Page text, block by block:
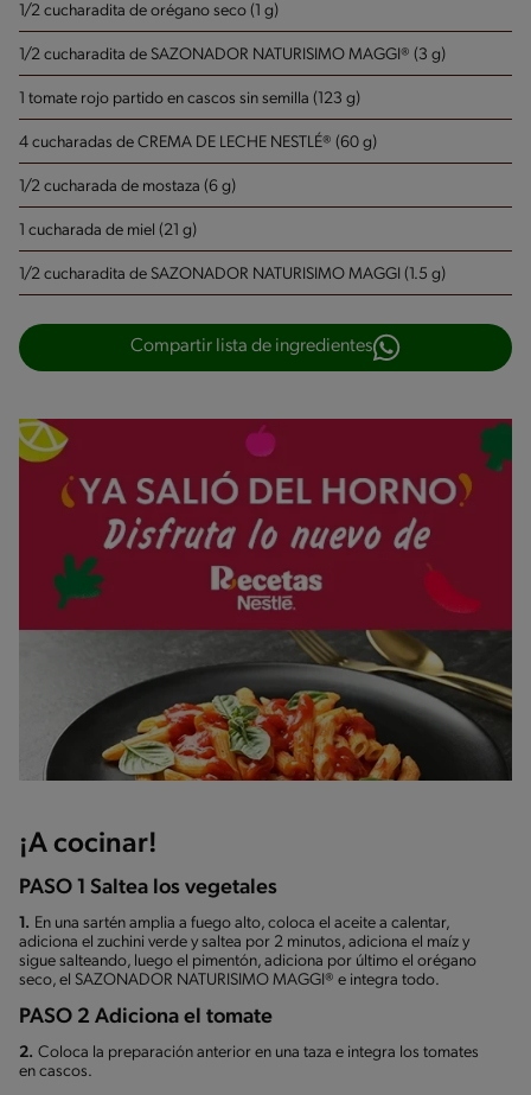
1/2 cucharadita de orégano seco (1 g)
1/2 cucharadita de SAZONADOR NATURISIMO MAGGI® (3 g)
1 tomate rojo partido en cascos sin semilla (123 g)
4 cucharadas de CREMA DE LECHE NESTLÉ® (60 g)
1/2 cucharada de mostaza (6 g)
1 cucharada de miel (21 g)
1/2 cucharadita de SAZONADOR NATURISIMO MAGGI (1.5 g)
Compartir lista de ingredientes
¡A cocinar!
PASO 1 Saltea los vegetales
1. En una sartén amplia a fuego alto, coloca el aceite a calentar,
adiciona el zuchini verde y saltea por 2 minutos, adiciona el maíz y
sigue salteando, luego el pimentón, adiciona por último el orégano
seco, el SAZONADOR NATURISIMO MAGGI® e integra todo.
PASO 2 Adiciona el tomate
2. Coloca la preparación anterior en una taza e integra los tomates
en cascos.